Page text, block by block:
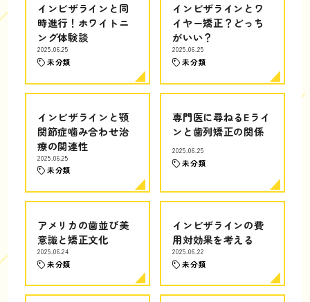
インビザラインと同
時進行！ホワイトニ
ング体験談
2025.06.25
未分類
インビザラインとワ
イヤー矯正？どっち
がいい？
2025.06.25
未分類
インビザラインと顎
関節症噛み合わせ治
療の関連性
2025.06.25
未分類
専門医に尋ねるEライ
ンと歯列矯正の関係
2025.06.25
未分類
アメリカの歯並び美
意識と矯正文化
2025.06.24
未分類
インビザラインの費
用対効果を考える
2025.06.22
未分類